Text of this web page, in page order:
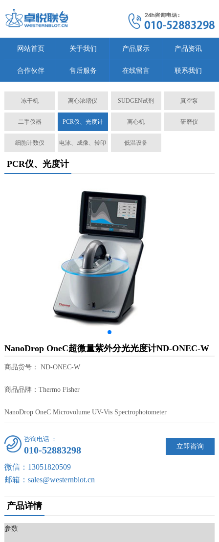
网站首页 关于我们 产品展示 产品资讯
合作伙伴 售后服务 在线留言 联系我们
冻干机 离心浓缩仪 SUDGEN试剂 真空泵
二手仪器 PCR仪、光度计 离心机 研磨仪
细胞计数仪 电泳、成像、转印 低温设备
PCR仪、光度计
NanoDrop OneC超微量紫外分光光度计ND-ONEC-W
商品货号： ND-ONEC-W
商品品牌：Thermo Fisher
NanoDrop OneC Microvolume UV-Vis Spectrophotometer
立即咨询
咨询电话 ：
010-52883298
微信：13051820509
邮箱：sales@westernblot.cn
产品详情
参数